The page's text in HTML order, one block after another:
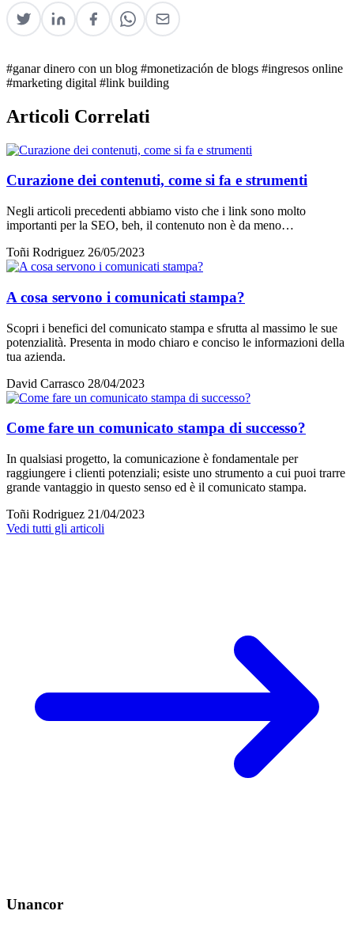
#ganar dinero con un blog #monetización de blogs #ingresos online
#marketing digital #link building
Articoli Correlati
Curazione dei contenuti, come si fa e strumenti
Negli articoli precedenti abbiamo visto che i link sono molto
importanti per la SEO, beh, il contenuto non è da meno…
Toñi Rodriguez 26/05/2023
A cosa servono i comunicati stampa?
Scopri i benefici del comunicato stampa e sfrutta al massimo le sue
potenzialità. Presenta in modo chiaro e conciso le informazioni della
tua azienda.
David Carrasco 28/04/2023
Come fare un comunicato stampa di successo?
In qualsiasi progetto, la comunicazione è fondamentale per
raggiungere i clienti potenziali; esiste uno strumento a cui puoi trarre
grande vantaggio in questo senso ed è il comunicato stampa.
Toñi Rodriguez 21/04/2023
Vedi tutti gli articoli
Unancor